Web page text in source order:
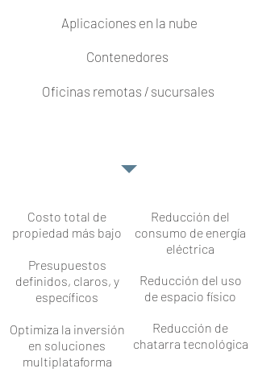
Aplicaciones en la nube
Contenedores
Oficinas remotas / sucursales
Costo total de
propiedad más bajo
Presupuestos
definidos, claros, y
específicos
Optimiza la inversión
en soluciones
multiplataforma
Reducción del
consumo de energía
eléctrica
Reducción del uso
de espacio físico
Reducción de
chatarra tecnológica